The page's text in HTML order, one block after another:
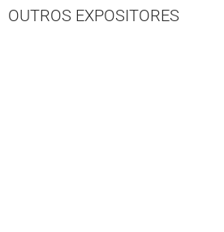
OUTROS EXPOSITORES